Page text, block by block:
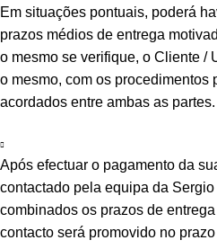
Em situações pontuais, poderá
prazos médios de entrega
o mesmo se verifique, o Cliente /
o mesmo, com os procedimentos
acordados entre ambas as partes.
Após efectuar o pagamento da
contactado pela equipa da
combinados os prazos de
contacto será promovido no